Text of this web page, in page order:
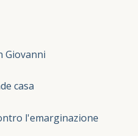
Giovanni
casa
l'emarginazione